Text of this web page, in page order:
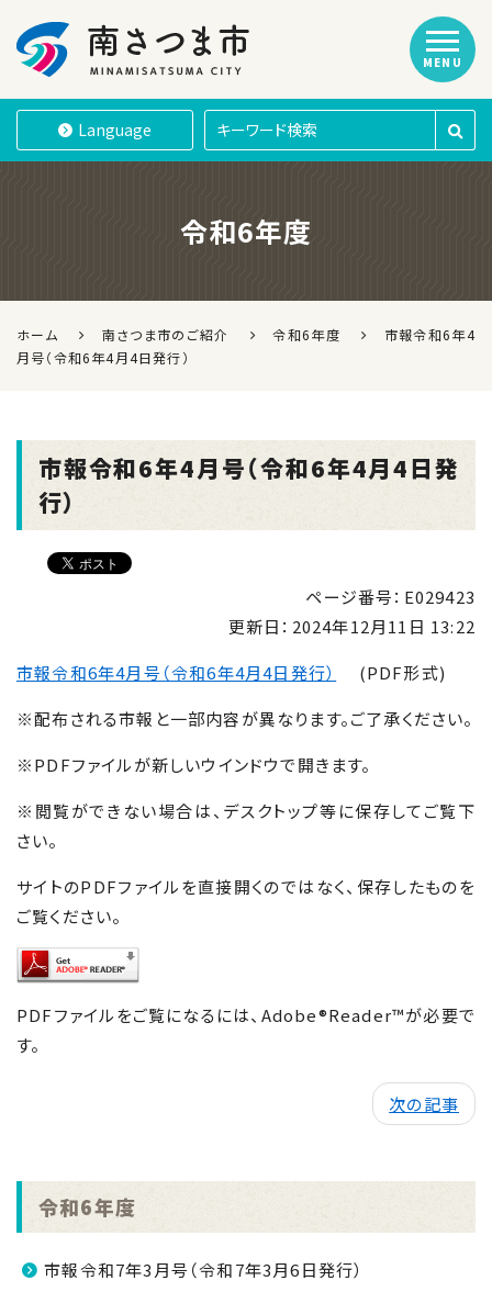
南さつま市
Language
MENU
令和6年度
ホーム 南さつま市のご紹介 令和6年度
市報令和6年4
月号（令和6年4月4日発行）
市報令和6年4月号（令和6年4月4日発
行）
ページ番号：E029423
更新日： 2024年12月11日 13:22
市報令和6年4月号（令和6年4月4日発行）
(PDF形式)
※配布される市報と一部内容が異なります。ご了承ください。
※PDFファイルが新しいウインドウで開きます。
※閲覧ができない場合は、デスクトップ等に保存してご覧下
さい。
サイトのPDFファイルを直接開くのではなく、保存したものを
ご覧ください。
PDFファイルをご覧になるには、Adobe®Reader™が必要で
す。
次の記事
令和6年度
市報令和7年3月号（令和7年3月6日発行）